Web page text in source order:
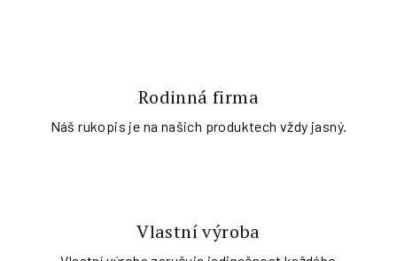
Rodinná firma
Náš rukopis je na našich produktech vždy jasný.
Vlastní výroba